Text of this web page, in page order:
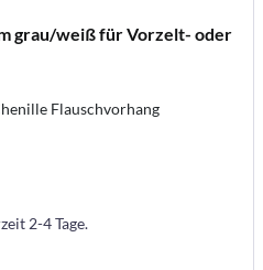
grau/weiß für Vorzelt- oder
Flauschvorhang
2-4 Tage.